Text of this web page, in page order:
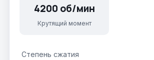
4200 об/мин
Крутящий момент
Степень сжатия